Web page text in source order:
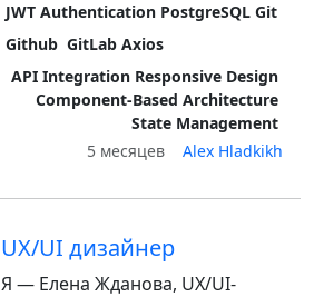
JWT Authentication PostgreSQL Git
Github GitLab Axios
API Integration Responsive Design
Component-Based Architecture
State Management
5 месяцев
Alex Hladkikh
UX/UI дизайнер
Я — Елена Жданова, UX/UI-